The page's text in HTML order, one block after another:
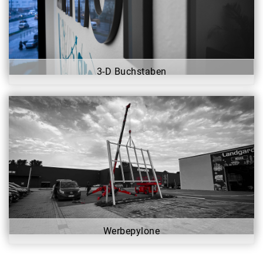
3-D Buchstaben
Werbepylone